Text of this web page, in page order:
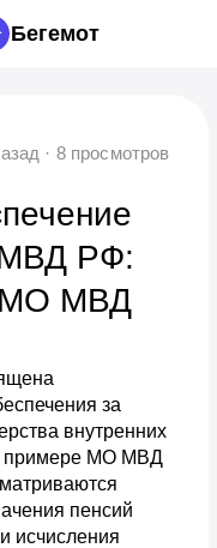
Бегемот
· 8 просмотров
МВД РФ:
МО МВД
за
внутренних
примере МО МВД
пенсий
исчисления